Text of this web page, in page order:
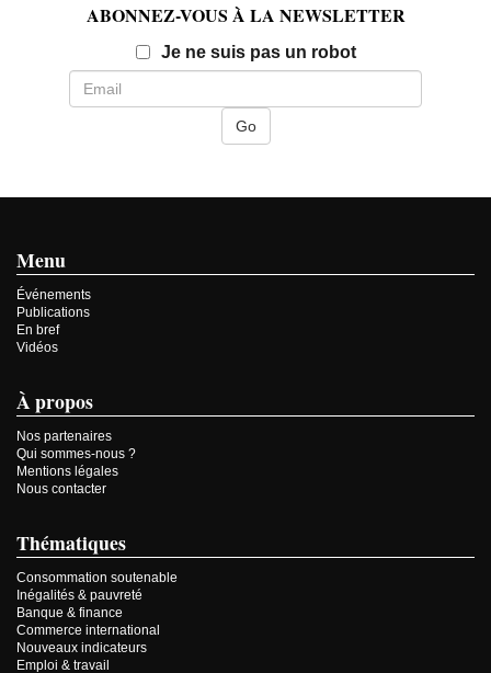
ABONNEZ-VOUS À LA NEWSLETTER
Je ne suis pas un robotEmail
Menu
Événements
Publications
En bref
Vidéos
À propos
Nos partenaires
Qui sommes-nous ?
Mentions légales
Nous contacter
Thématiques
Consommation soutenable
Inégalités & pauvreté
Banque & finance
Commerce international
Nouveaux indicateurs
Emploi & travail